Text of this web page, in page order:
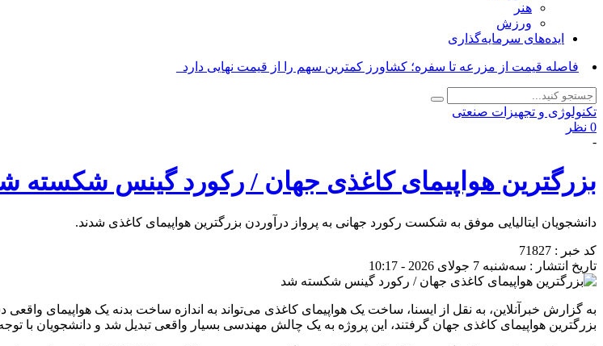
هنر
ورزش
ایده‌های سرمایه‌گذاری
فاصله قیمت از مزرعه تا سفره؛ کشاورز کمترین سهم را از قیمت نهایی دارد_
تکنولوژی و تجهیزات صنعتی
0 نظر
-
بزرگترین هواپیمای کاغذی جهان / رکورد گینس شکسته
دانشجویان ایتالیایی موفق به شکست رکورد جهانی به پرواز درآوردن بزرگترین هواپیمای کاغذی شدند.
کد خبر : 71827
تاریخ انتشار : سه‌شنبه 7 جولای 2026 - 10:17
بزرگترین هواپیمای کاغذی جهان گرفتند، این پروژه به یک چالش مهندسی بسیار واقعی تبدیل شد و دانشجویان با توجه